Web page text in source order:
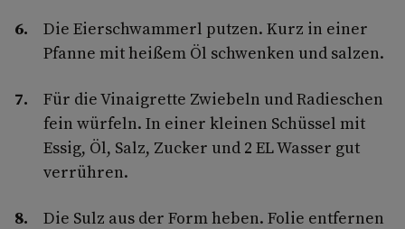
Die Eierschwammerl putzen. Kurz in einer
Pfanne mit heißem Öl schwenken und salzen.
Für die Vinaigrette Zwiebeln und Radieschen
fein würfeln. In einer kleinen Schüssel mit
Essig, Öl, Salz, Zucker und 2 EL Wasser gut
verrühren.
Die Sulz aus der Form heben. Folie entfernen